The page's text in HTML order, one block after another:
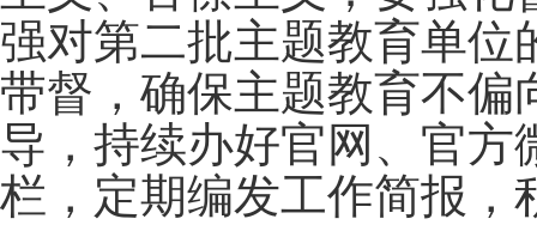
强对第二批主题教育单
带督，确保主题教育不
导，持续办好官网、官
栏，定期编发工作简报，